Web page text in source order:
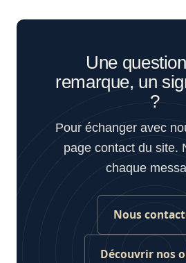
Une
remarque, un
?
Pour échanger avec
page contact du site.
chaque
Nous
Découvrir nos